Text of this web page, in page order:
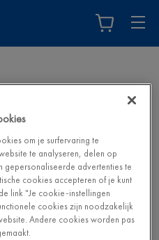
de webshop om je droomvloer
vinden.
om je surfervaring te
te analyseren, delen op
gepersonaliseerde advertenties te
cookies accepteren of je kunt
link "Je cookie-instellingen
cookies zijn noodzakelijk
Andere cookies worden pas